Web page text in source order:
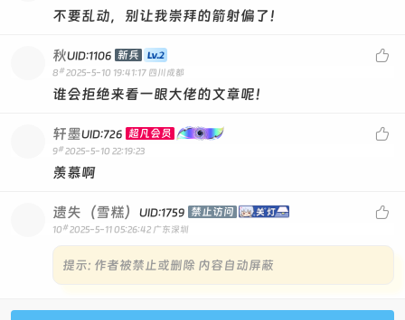
不要乱动，别让我崇拜的箭射偏了！

秋UID:1106 新兵
8 # 2025-5-10 19:41:17 四川成都
谁会拒绝来看一眼大佬的文章呢！

轩墨UID:726 超凡会员
9# 2025-5-10 22:19:23
羡慕啊

遗失（雪糕） UID:1759 禁止访问
10 # 2025-5-11 05:26:42 广东深圳
提示: 作者被禁止或删除 内容自动屏蔽